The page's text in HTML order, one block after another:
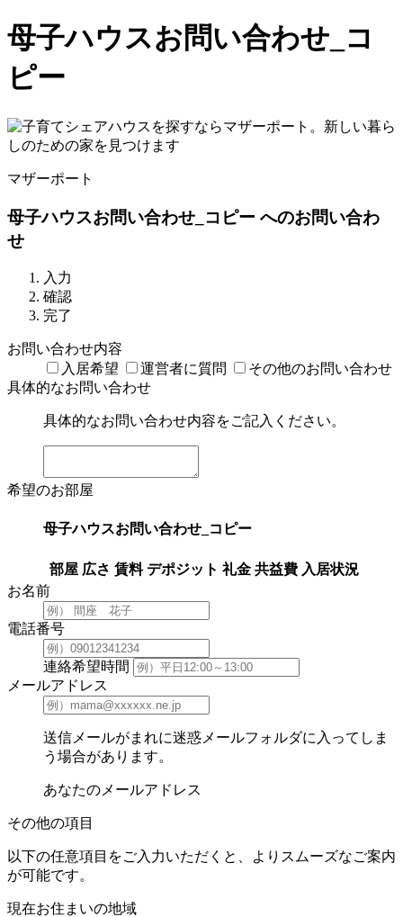
母子ハウスお問い合わせ_コ
ピー
マザーポート
母子ハウスお問い合わせ_コピー へのお問い合わ
せ
入力
確認
完了
お問い合わせ内容
入居希望
運営者に質問
その他のお問い合わせ
具体的なお問い合わせ
具体的なお問い合わせ内容をご記入ください。
希望のお部屋
母子ハウスお問い合わせ_コピー
部屋 広さ 賃料 デポジット 礼金 共益費 入居状況
お名前
電話番号
連絡希望時間
メールアドレス
送信メールがまれに迷惑メールフォルダに入ってしま
う場合があります。
あなたのメールアドレス
その他の項目
以下の任意項目をご入力いただくと、よりスムーズなご案内
が可能です。
現在お住まいの地域